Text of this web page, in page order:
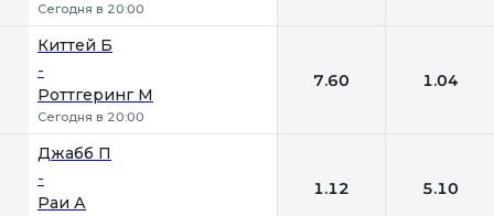
Сегодня в 20:00
Киттей Б
-
Роттгеринг М
Сегодня в 20:00
7.60 1.04
Джабб П
-
Раи А
1.12 5.10